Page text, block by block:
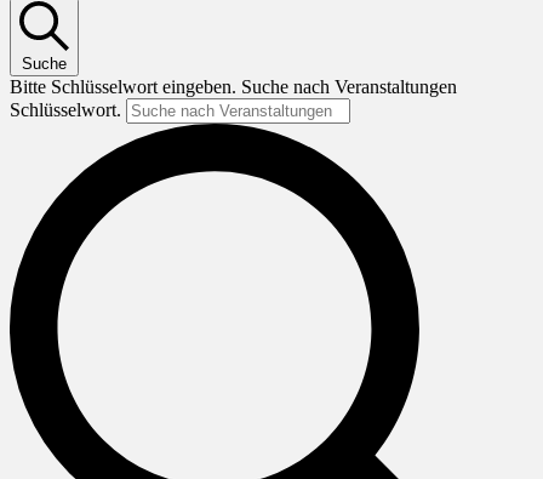
Suche
Bitte Schlüsselwort eingeben. Suche nach Veranstaltungen
Schlüsselwort.